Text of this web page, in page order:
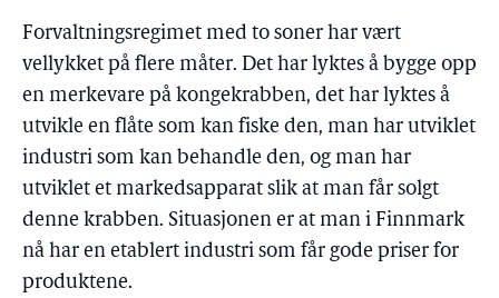
Forvaltningsregimet med to soner har vært
vellykket på flere måter. Det har lyktes å bygge opp
en merkevare på kongekrabben, det har lyktes å
utvikle en flåte som kan fiske den, man har utviklet
industri som kan behandle den, og man har
utviklet et markedsapparat slik at man får solgt
denne krabben. Situasjonen er at man i Finnmark
nå har en etablert industri som får gode priser for
produktene.